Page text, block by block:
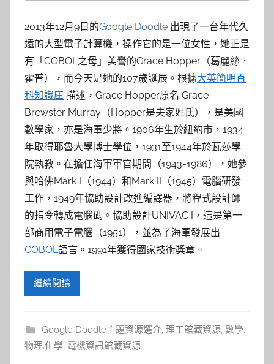
2013年12月9日的Google Doodle 出現了一台年代久
遠的大型電子計算機，操作它的是一位女性，她正是
有「COBOL之母」美譽的Grace Hopper（葛麗絲．
霍普），而今天是她的107歲誕辰。根據大英簡明百
科知識庫 描述，Grace Hopper原名 Grace
Brewster Murray（Hopper是夫家姓氏），是美國
數學家，亦是海軍少將。1906年生於紐約市，1934
年取得耶魯大學博士學位，1931至1944年於瓦莎學
院執教。在擔任海軍軍官期間（1943-1986），她參
與哈佛Mark I（1944）和Mark II（1945）電腦研發
工作，1949年協助設計改進編譯器，將程式設計師
的指令轉成電腦碼。協助設計UNIVAC I，這是第一
部商用電子電腦（1951），並為了海軍發展出
COBOL語言。1991年獲得國家技術獎章。
繼續閱讀
Google Doodle主題資源選介, 理工館藏資源, 數學.
物理.化學, 電機資訊館藏資源